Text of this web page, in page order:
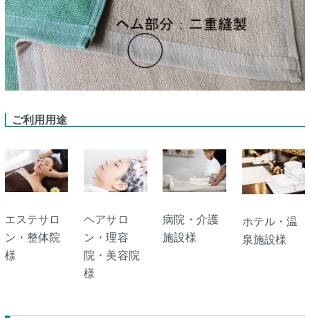
ご利用用途
エステサロ
ン・整体院
様
ヘアサロ
ン・理容
院・美容院
様
病院・介護
施設様
ホテル・温
泉施設様